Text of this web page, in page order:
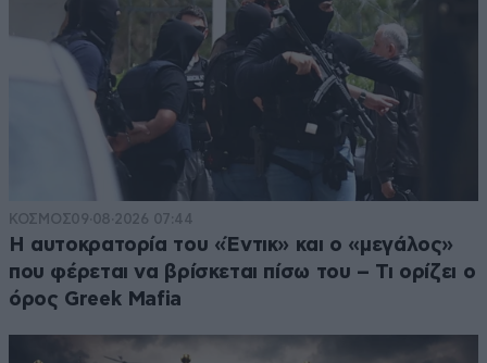
ΚΟΣΜΟΣ09·08·2026 07:44
Η αυτοκρατορία του «Έντικ» και ο «μεγάλος»
που φέρεται να βρίσκεται πίσω του – Τι ορίζει ο
όρος Greek Mafia